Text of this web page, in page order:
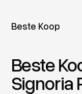
Beste Koop
Beste
Signoria